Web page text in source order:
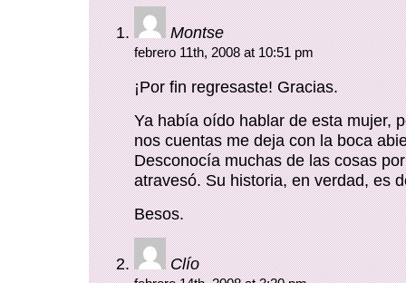
Montse
febrero 11th, 2008 at 10:51 pm
¡Por fin regresaste! Gracias.
Ya había oído hablar de esta mujer,
nos cuentas me deja con la boca
Desconocía muchas de las cosas
atravesó. Su historia, en verdad, es
Besos.
Clío